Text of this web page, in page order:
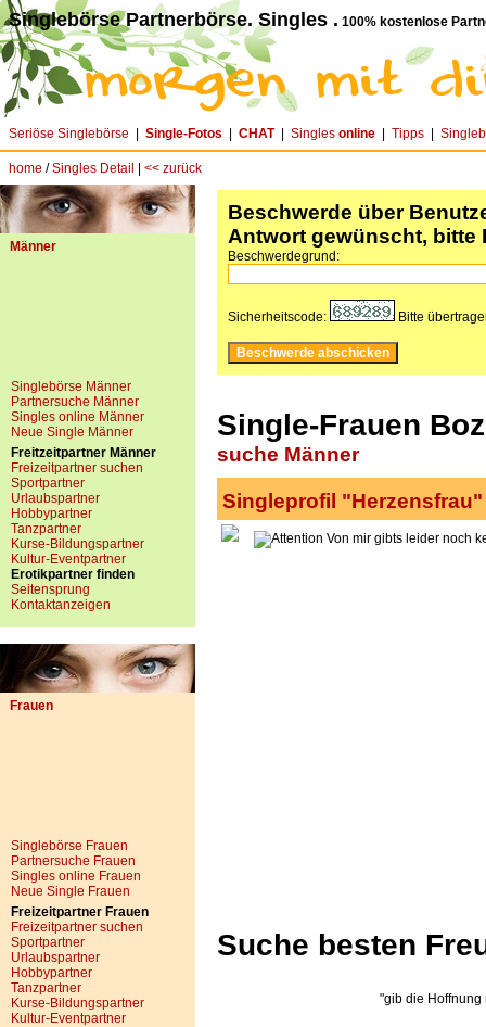
Singlebörse Partnerbörse. Singles . 100% kostenlose
Seriöse Singlebörse Single-Fotos CHAT| Singles online Tipps
home /Singles Detail << zurück
Männer
Singlebörse Männer
Partnersuche Männer
Singles online Männer
Neue Single Männer
Freitzeitpartner Männer
Freizeitpartner suchen
Sportpartner
Urlaubspartner
Hobbypartner
Tanzpartner
Kurse-Bildungspartner
Kultur-Eventpartner
Erotikpartner finden
Seitensprung
Kontaktanzeigen
Frauen
Singlebörse Frauen
Partnersuche Frauen
Singles online Frauen
Neue Single Frauen
Freizeitpartner Frauen
Freizeitpartner suchen
Sportpartner
Urlaubspartner
Hobbypartner
Tanzpartner
Kurse-Bildungspartner
Kultur-Eventpartner
Beschwerde über
Antwort gewünscht, bitte
Beschwerdegrund:
Sicherheitscode: Bitte
Single-Frauen
suche Männer
Singleprofil "Herzensfrau"
Von mir gibts leider noch
Suche besten
"gib die Hoffnung